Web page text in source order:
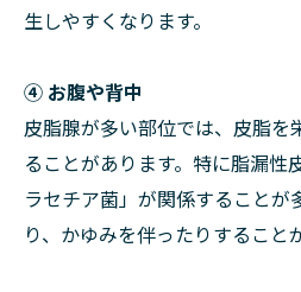
生しやすくなります。
④ お腹や背中
皮脂腺が多い部位では、皮脂を
ることがあります。特に脂漏性
ラセチア菌」が関係することが
り、かゆみを伴ったりすること